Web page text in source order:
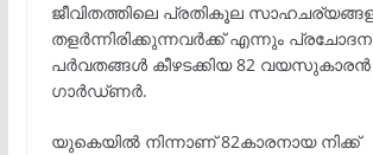
ജീവിതത്തിലെ പ്രതികൂല
തളർന്നിരിക്കുന്നവർക്ക് എന്നും
പര്‍വതങ്ങള്‍ കീഴടക്കിയ 82 വയസുകാരൻ
ഗാർഡ്ണർ.
യുകെയില്‍ നിന്നാണ് 82കാരനായ നിക്ക്